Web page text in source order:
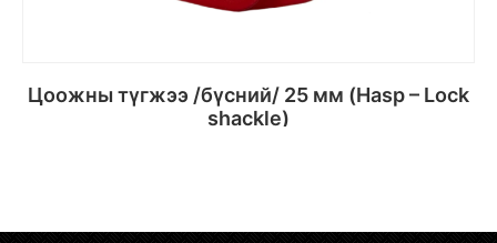
Цоожны түгжээ /бүсний/ 25 мм (Hasp – Lock
shackle)